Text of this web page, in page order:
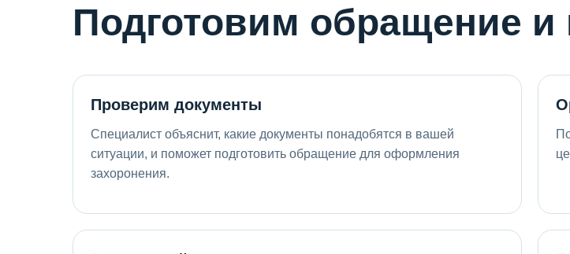
Подготовим обращение
Проверим документы
Специалист объяснит, какие документы понадобятся в вашей
ситуации, и поможет подготовить обращение для оформления
захоронения.